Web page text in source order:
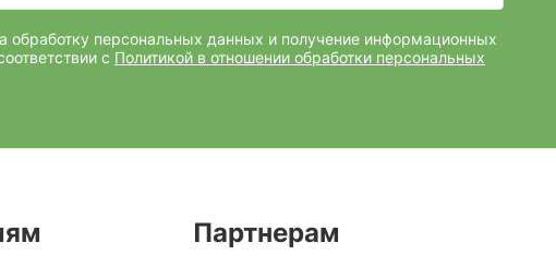
обработку персональных данных и получение информационных
с Политикой в отношении обработки персональных
Партнерам